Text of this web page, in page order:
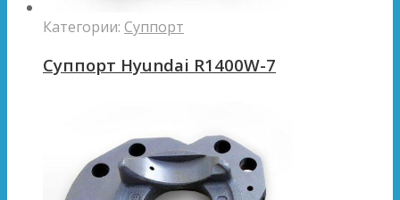
Категории: Суппорт
Суппорт Hyundai R1400W-7